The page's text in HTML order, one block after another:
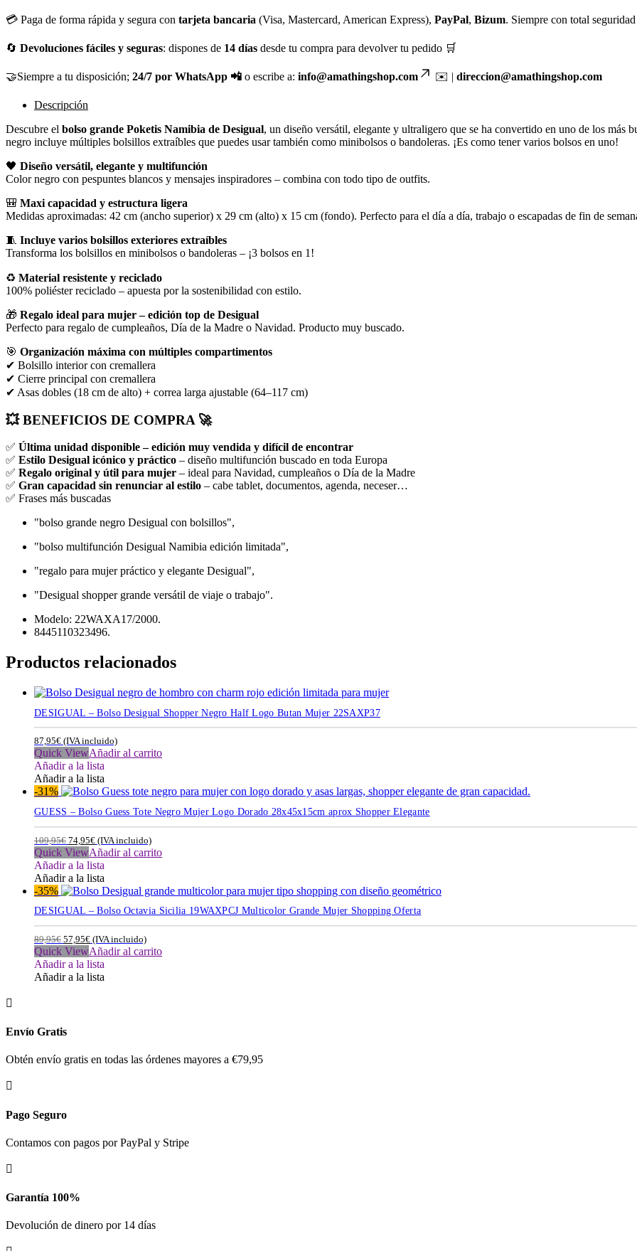
💳 Paga de forma rápida y segura con tarjeta bancaria (Visa, Mastercard, American Express), PayPal, Bizum. Siempre con total seguridad
🔄 Devoluciones fáciles y seguras: dispones de 14 días desde tu compra para devolver tu pedido 🛒
🤝Siempre a tu disposición; 24/7 por WhatsApp 📲 o escribe a: info@amathingshop.com ✉️ | direccion@amathingshop.com
Descripción
Descubre el bolso grande Poketis Namibia de Desigual, un diseño versátil, elegante y ultraligero que se ha convertido en uno de los más
negro incluye múltiples bolsillos extraíbles que puedes usar también como minibolsos o bandoleras. ¡Es como tener varios bolsos en uno!
🖤 Diseño versátil, elegante y multifunción
Color negro con pespuntes blancos y mensajes inspiradores – combina con todo tipo de outfits.
🎒 Maxi capacidad y estructura ligera
Medidas aproximadas: 42 cm (ancho superior) x 29 cm (alto) x 15 cm (fondo). Perfecto para el día a día, trabajo o escapadas de fin de
🧵 Incluye varios bolsillos exteriores extraíbles
Transforma los bolsillos en minibolsos o bandoleras – ¡3 bolsos en 1!
♻️ Material resistente y reciclado
100% poliéster reciclado – apuesta por la sostenibilidad con estilo.
🎁 Regalo ideal para mujer – edición top de Desigual
Perfecto para regalo de cumpleaños, Día de la Madre o Navidad. Producto muy buscado.
🎯 Organización máxima con múltiples compartimentos
✔ Bolsillo interior con cremallera
✔ Cierre principal con cremallera
✔ Asas dobles (18 cm de alto) + correa larga ajustable (64–117 cm)
💥 BENEFICIOS DE COMPRA 🚀
✅ Última unidad disponible – edición muy vendida y difícil de encontrar
✅ Estilo Desigual icónico y práctico – diseño multifunción buscado en toda Europa
✅ Regalo original y útil para mujer – ideal para Navidad, cumpleaños o Día de la Madre
✅ Gran capacidad sin renunciar al estilo – cabe tablet, documentos, agenda, neceser…
✅ Frases más buscadas
"bolso grande negro Desigual con bolsillos",
"bolso multifunción Desigual Namibia edición limitada",
"regalo para mujer práctico y elegante Desigual",
"Desigual shopper grande versátil de viaje o trabajo".
Modelo: 22WAXA17/2000.
8445110323496.
Productos relacionados
DESIGUAL – Bolso Desigual Shopper Negro Half Logo Butan Mujer 22SAXP37
87,95€ (IVA incluido)
Quick ViewAñadir al carrito
Añadir a la lista
Añadir a la lista
-31%
GUESS – Bolso Guess Tote Negro Mujer Logo Dorado 28x45x15cm aprox Shopper Elegante
109,95€ 74,95€ (IVA incluido)
Quick ViewAñadir al carrito
Añadir a la lista
Añadir a la lista
-35%
DESIGUAL – Bolso Octavia Sicilia 19WAXPCJ Multicolor Grande Mujer Shopping Oferta
89,95€ 57,95€ (IVA incluido)
Quick ViewAñadir al carrito
Añadir a la lista
Añadir a la lista

Envío Gratis
Obtén envío gratis en todas las órdenes mayores a €79,95

Pago Seguro
Contamos con pagos por PayPal y Stripe

Garantía 100%
Devolución de dinero por 14 días